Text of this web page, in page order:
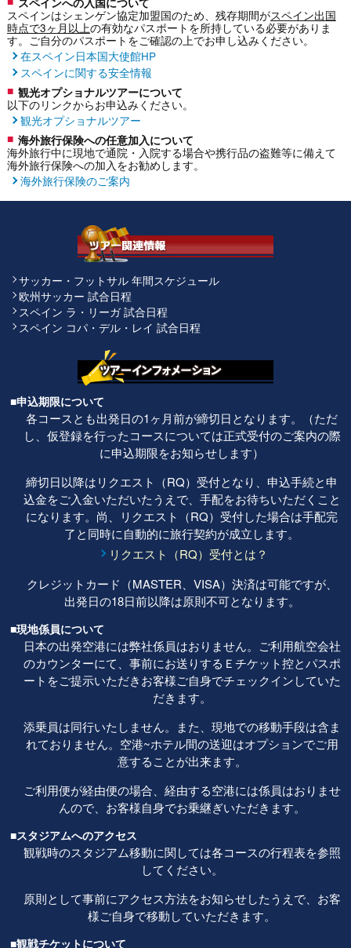
スペインはシェンゲン協定加盟国のため、残存期間がスペイン出国
時点で3ヶ月以上の有効なパスポートを所持している必要がありま
す。ご自分のパスポートをご確認の上でお申し込みください。
在スペイン日本国大使館HP
スペインに関する安全情報
観光オプショナルツアーについて
以下のリンクからお申込みください。
観光オプショナルツアー
海外旅行保険への任意加入について
海外旅行中に現地で通院・入院する場合や携行品の盗難等に備えて
海外旅行保険への加入をお勧めします。
海外旅行保険のご案内
サッカー・フットサル 年間スケジュール
欧州サッカー 試合日程
スペイン ラ・リーガ 試合日程
スペイン コパ・デル・レイ 試合日程
■申込期限について
各コースとも出発日の1ヶ月前が締切日となります。（ただ
し、仮登録を行ったコースについては正式受付のご案内の際
に申込期限をお知らせします）
締切日以降はリクエスト（RQ）受付となり、申込手続と申
込金をご入金いただいたうえで、手配をお待ちいただくこと
になります。尚、リクエスト（RQ）受付した場合は手配完
了と同時に自動的に旅行契約が成立します。
リクエスト（RQ）受付とは？
クレジットカード（MASTER、VISA）決済は可能ですが、
出発日の18日前以降は原則不可となります。
■現地係員について
日本の出発空港には弊社係員はおりません。ご利用航空会社
のカウンターにて、事前にお送りするＥチケット控とパスポ
ートをご提示いただきお客様ご自身でチェックインしていた
だきます。
添乗員は同行いたしません。また、現地での移動手段は含ま
れておりません。空港~ホテル間の送迎はオプションでご用
意することが出来ます。
ご利用便が経由便の場合、経由する空港には係員はおりませ
んので、お客様自身でお乗継ぎいただきます。
■スタジアムへのアクセス
観戦時のスタジアム移動に関しては各コースの行程表を参照
してください。
原則として事前にアクセス方法をお知らせしたうえで、お客
様ご自身で移動していただきます。
■観戦チケットについて